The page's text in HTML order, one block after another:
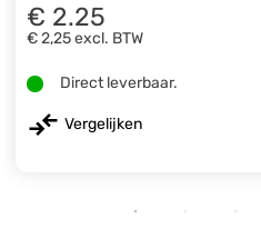
€ 2.25
€ 2,25excl. BTW
Direct leverbaar.
Vergelijken